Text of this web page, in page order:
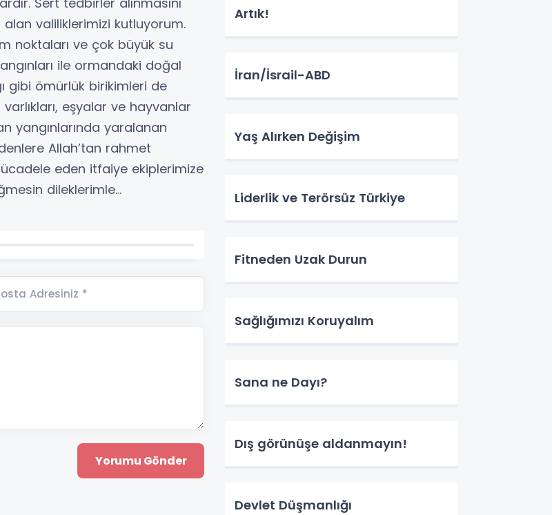
valiliklerimizi kutluyorum.
noktaları ve çok büyük su
ile ormandaki doğal
gibi ömürlük birikimleri de
varlıkları, eşyalar ve hayvanlar
yangınlarında yaralanan
Allah’tan rahmet
eden itfaiye ekiplerimize
dileklerimle…
Adresiniz *
Artık!
İran/İsrail-ABD
Yaş Alırken Değişim
Liderlik ve Terörsüz Türkiye
Fitneden Uzak Durun
Sağlığımızı Koruyalım
Sana ne Dayı?
Dış görünüşe aldanmayın!
Devlet Düşmanlığı